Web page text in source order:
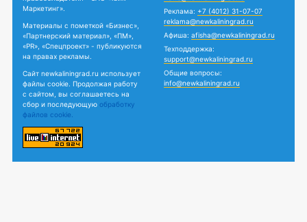
Маркетинг».
Материалы с пометкой «Бизнес»,
«Партнерский материал», «ПМ»,
«PR», «Спецпроект» - публикуются
на правах рекламы.
Сайт newkaliningrad.ru использует
файлы cookie. Продолжая работу
с сайтом, вы соглашаетесь на
сбор и последующую обработку
файлов cookie.
Реклама: +7 (4012) 31-07-07
reklama@newkaliningrad.ru
Афиша: afisha@newkaliningrad.ru
Техподдержка:
support@newkaliningrad.ru
Общие вопросы:
info@newkaliningrad.ru